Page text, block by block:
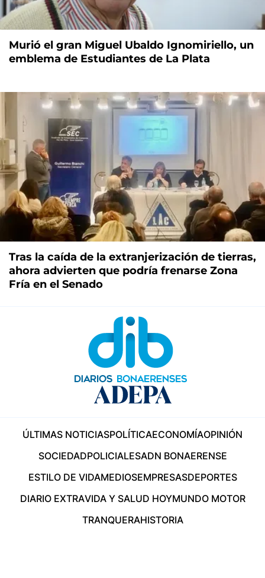
Murió el gran Miguel Ubaldo Ignomiriello, un
emblema de Estudiantes de La Plata
Tras la caída de la extranjerización de tierras,
ahora advierten que podría frenarse Zona
Fría en el Senado
ÚLTIMAS NOTICIASPOLÍTICAECONOMÍAOPINIÓN
SOCIEDADPOLICIALESADN BONAERENSE
ESTILO DE VIDAMEDIOSEMPRESASDEPORTES
DIARIO EXTRAVIDA Y SALUD HOYMUNDO MOTOR
TRANQUERAHISTORIA